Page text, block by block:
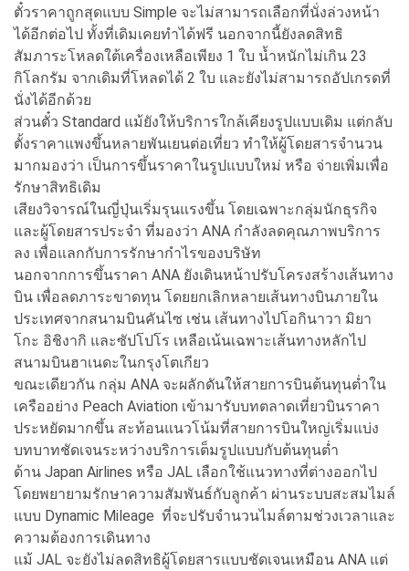
ตั๋วราคาถูกสุดแบบ Simple จะไม่สามารถเลือกที่นั่งล่วงหน้า
ได้อีกต่อไป ทั้งที่เดิมเคยทำได้ฟรี นอกจากนี้ยังลดสิทธิ
สัมภาระโหลดใต้เครื่องเหลือเพียง 1 ใบ น้ำหนักไม่เกิน 23
กิโลกรัม จากเดิมที่โหลดได้ 2 ใบ และยังไม่สามารถอัปเกรดที่
นั่งได้อีกด้วย
ส่วนตั๋ว Standard แม้ยังให้บริการใกล้เคียงรูปแบบเดิม แต่กลับ
ตั้งราคาแพงขึ้นหลายพันเยนต่อเที่ยว ทำให้ผู้โดยสารจำนวน
มากมองว่า เป็นการขึ้นราคาในรูปแบบใหม่ หรือ จ่ายเพิ่มเพื่อ
รักษาสิทธิเดิม
เสียงวิจารณ์ในญี่ปุ่นเริ่มรุนแรงขึ้น โดยเฉพาะกลุ่มนักธุรกิจ
และผู้โดยสารประจำ ที่มองว่า ANA กำลังลดคุณภาพบริการ
ลง เพื่อแลกกับการรักษากำไรของบริษัท
นอกจากการขึ้นราคา ANA ยังเดินหน้าปรับโครงสร้างเส้นทาง
บิน เพื่อลดภาระขาดทุน โดยยกเลิกหลายเส้นทางบินภายใน
ประเทศจากสนามบินคันไซ เช่น เส้นทางไปโอกินาวา มิยา
โกะ อิชิงากิ และซัปโปโร เหลือเน้นเฉพาะเส้นทางหลักไป
สนามบินฮาเนดะในกรุงโตเกียว
ขณะเดียวกัน กลุ่ม ANA จะผลักดันให้สายการบินต้นทุนต่ำใน
เครืออย่าง Peach Aviation เข้ามารับบทตลาดเที่ยวบินราคา
ประหยัดมากขึ้น สะท้อนแนวโน้มที่สายการบินใหญ่เริ่มแบ่ง
บทบาทชัดเจนระหว่างบริการเต็มรูปแบบกับต้นทุนต่ำ
ด้าน Japan Airlines หรือ JAL เลือกใช้แนวทางที่ต่างออกไป
โดยพยายามรักษาความสัมพันธ์กับลูกค้า ผ่านระบบสะสมไมล์
แบบ Dynamic Mileage ที่จะปรับจำนวนไมล์ตามช่วงเวลาและ
ความต้องการเดินทาง
แม้ JAL จะยังไม่ลดสิทธิผู้โดยสารแบบชัดเจนเหมือน ANA แต่